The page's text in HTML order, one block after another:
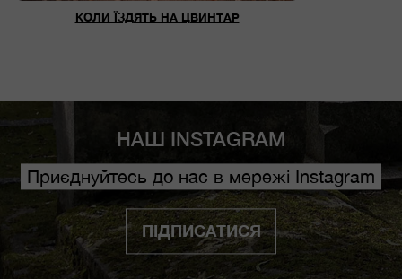
КОЛИ ЇЗДЯТЬ НА ЦВИНТАР
НАШ INSTAGRAM
Приєднуйтесь до нас в мережі Instagram
ПІДПИСАТИСЯ